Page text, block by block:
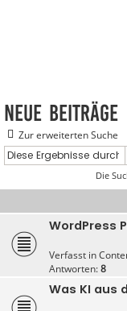
Neue Beiträge
Zur erweiterten Suche
Die
WordPress
Verfasst in
Antworten:8
Was KI aus